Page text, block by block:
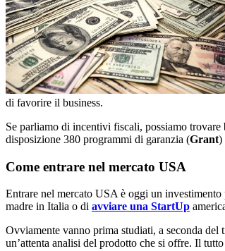
di favorire il business.
Se parliamo di incentivi fiscali, possiamo
disposizione 380 programmi di garanzia (Grant)
Come entrare nel mercato USA
Entrare nel mercato USA è oggi un
madre in Italia o di avviare una StartUp
Ovviamente vanno prima studiati, a seconda del
un’attenta analisi del prodotto che si offre. Il